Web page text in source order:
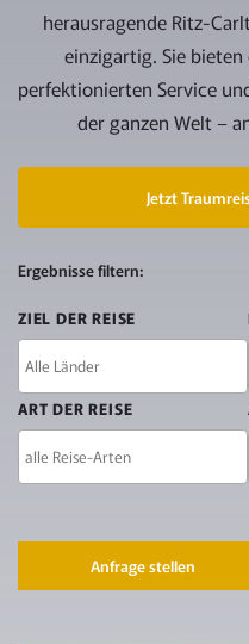
herausragende Ritz-
einzigartig. Sie
perfektionierten Service
der ganzen Welt –
Jetzt
FILTER
UND
KONTAKT
Ergebnisse filtern:
ZIEL DER REISE
ART DER REISE
Anfrage stellen